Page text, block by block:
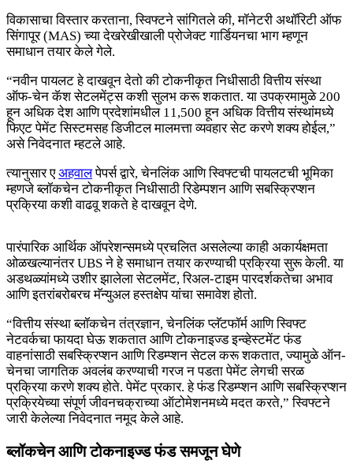
विकासाचा विस्तार करताना, स्विफ्टने सांगितले की, मॉनेटरी अथॉरिटी ऑफ
सिंगापूर (MAS) च्या देखरेखीखाली प्रोजेक्ट गार्डियनचा भाग म्हणून
समाधान तयार केले गेले.
“नवीन पायलट हे दाखवून देतो की टोकनीकृत निधीसाठी वित्तीय संस्था
ऑफ-चेन कॅश सेटलमेंट्स कशी सुलभ करू शकतात. या उपक्रमामुळे 200
हून अधिक देश आणि प्रदेशांमधील 11,500 हून अधिक वित्तीय संस्थांमध्ये
फिएट पेमेंट सिस्टमसह डिजीटल मालमत्ता व्यवहार सेट करणे शक्य होईल,”
असे निवेदनात म्हटले आहे.
त्यानुसार एअहवालपेपर्स द्वारे, चेनलिंक आणि स्विफ्टची पायलटची भूमिका
म्हणजे ब्लॉकचेन टोकनीकृत निधीसाठी रिडेम्पशन आणि सबस्क्रिप्शन
प्रक्रिया कशी वाढवू शकते हे दाखवून देणे.
पारंपारिक आर्थिक ऑपरेशन्समध्ये प्रचलित असलेल्या काही अकार्यक्षमता
ओळखल्यानंतर UBS ने हे समाधान तयार करण्याची प्रक्रिया सुरू केली. या
अडथळ्यांमध्ये उशीर झालेला सेटलमेंट, रिअल-टाइम पारदर्शकतेचा अभाव
आणि इतरांबरोबरच मॅन्युअल हस्तक्षेप यांचा समावेश होतो.
“वित्तीय संस्था ब्लॉकचेन तंत्रज्ञान, चेनलिंक प्लॅटफॉर्म आणि स्विफ्ट
नेटवर्कचा फायदा घेऊ शकतात आणि टोकनाइज्ड इन्व्हेस्टमेंट फंड
वाहनांसाठी सबस्क्रिप्शन आणि रिडम्प्शन सेटल करू शकतात, ज्यामुळे ऑन-
चेनचा जागतिक अवलंब करण्याची गरज न पडता पेमेंट लेगची सरळ
प्रक्रिया करणे शक्य होते. पेमेंट प्रकार. हे फंड रिडम्प्शन आणि सबस्क्रिप्शन
प्रक्रियेच्या संपूर्ण जीवनचक्राच्या ऑटोमेशनमध्ये मदत करते,” स्विफ्टने
जारी केलेल्या निवेदनात नमूद केले आहे.
ब्लॉकचेन आणि टोकनाइज्ड फंड समजून घेणे